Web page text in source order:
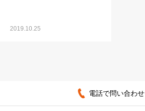
2019.10.25
電話で問い合わせ